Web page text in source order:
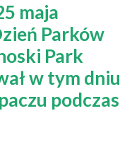
maja
Parków
Park
w tym dniu
podczas